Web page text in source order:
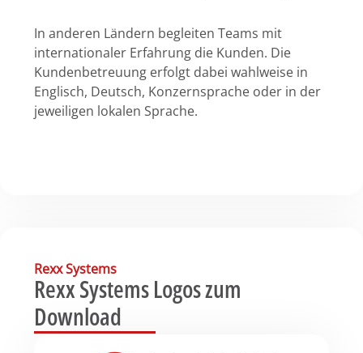
In anderen Ländern begleiten Teams mit
internationaler Erfahrung die Kunden. Die
Kundenbetreuung erfolgt dabei wahlweise in
Englisch, Deutsch, Konzernsprache oder in der
jeweiligen lokalen Sprache.
Rexx Systems
Rexx Systems Logos zum
Download